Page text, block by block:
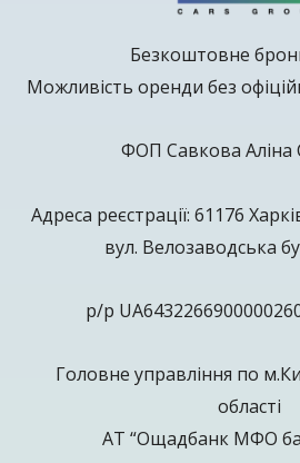
Безкоштовне
Можливість оренди без
ФОП Савкова Аліна
Адреса реєстрації: 61176
вул. Велозаводська
р/р
Головне управління по
області
АТ “Ощадбанк МФО